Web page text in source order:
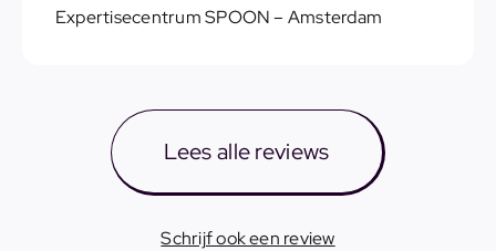
Expertisecentrum SPOON– Amsterdam
Lees alle reviews
Schrijf ook een review